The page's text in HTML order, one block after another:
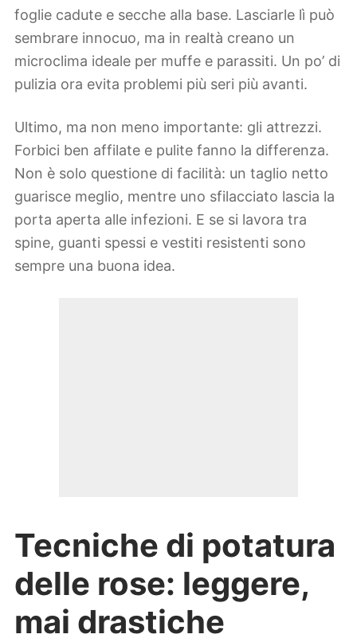
foglie cadute e secche alla base. Lasciarle lì può
sembrare innocuo, ma in realtà creano un
microclima ideale per muffe e parassiti. Un po’ di
pulizia ora evita problemi più seri più avanti.
Ultimo, ma non meno importante: gli attrezzi.
Forbici ben affilate e pulite fanno la differenza.
Non è solo questione di facilità: un taglio netto
guarisce meglio, mentre uno sfilacciato lascia la
porta aperta alle infezioni. E se si lavora tra
spine, guanti spessi e vestiti resistenti sono
sempre una buona idea.
Tecniche di potatura
delle rose: leggere,
mai drastiche